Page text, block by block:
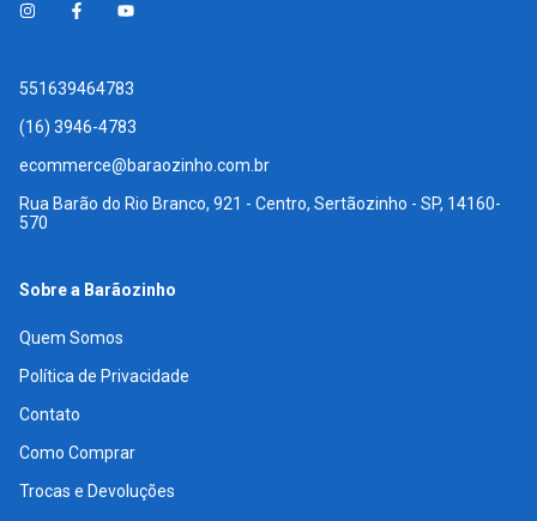
551639464783
(16) 3946-4783
ecommerce@baraozinho.com.br
Rua Barão do Rio Branco, 921 - Centro, Sertãozinho - SP, 14160-
570
Sobre a Barãozinho
Quem Somos
Política de Privacidade
Contato
Como Comprar
Trocas e Devoluções